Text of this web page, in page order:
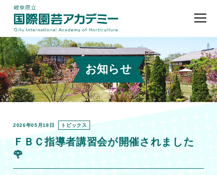
お知らせ
2026年05月18日 トピックス
ＦＢＣ指導者講習会が開催されました
🌹